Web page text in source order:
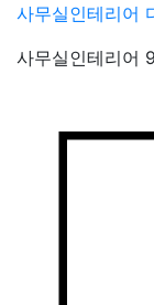
Skip
content
사무실인테리어
사무실인테리어